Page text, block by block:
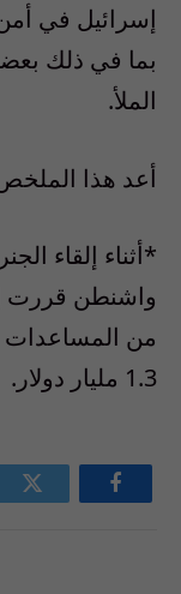
إسرائيل في أمن
بما في ذلك
الملأ.
أعد هذا
*أثناء إلقاء
واشنطن قررت
من المساعدات
1.3 مليار دولار.
فيسبوك